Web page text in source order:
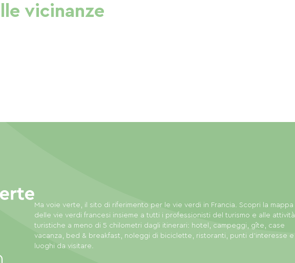
vicinanze
Ma voie verte, il sito di riferimento per le vie verdi in Francia. Scopri la mappa
delle vie verdi francesi insieme a tutti i professionisti del turismo e alle attività
turistiche a meno di 5 chilometri dagli itinerari: hotel, campeggi, gîte, case
vacanza, bed & breakfast, noleggi di biciclette, ristoranti, punti d'interesse e
luoghi da visitare.